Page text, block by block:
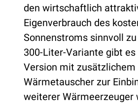
den wirtschaftlich
Eigenverbrauch des
Sonnenstroms sinnvoll
300-Liter-Variante gibt
Version mit zusätzlichem
Wärmetauscher zur
weiterer Wärmeerzeuger